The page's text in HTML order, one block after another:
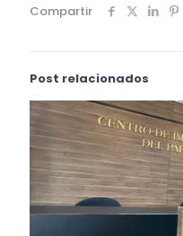
Compartir
Post relacionados